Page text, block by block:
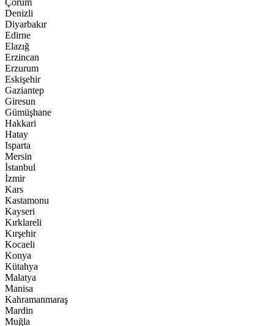
Çorum
Denizli
Diyarbakır
Edirne
Elazığ
Erzincan
Erzurum
Eskişehir
Gaziantep
Giresun
Gümüşhane
Hakkari
Hatay
Isparta
Mersin
İstanbul
İzmir
Kars
Kastamonu
Kayseri
Kırklareli
Kırşehir
Kocaeli
Konya
Kütahya
Malatya
Manisa
Kahramanmaraş
Mardin
Muğla